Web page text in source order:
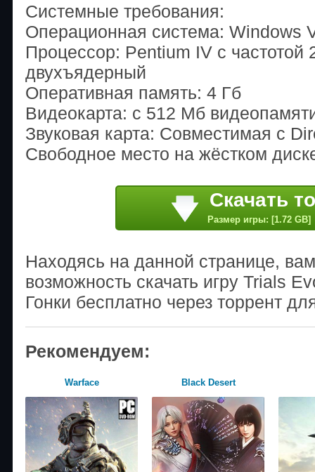
Системные требования:
Операционная система: Windows
Процессор: Pentium IV с
двухъядерный
Оперативная память: 4 Гб
Видеокарта: с 512 Мб
Звуковая карта: Совместимая с
Свободное место на жёстком
Скачать
Размер игры: [1.72 GB]
Находясь на данной странице,
возможность скачать игру Trials
Гонки бесплатно через торрент
Рекомендуем:
Warface Black Desert